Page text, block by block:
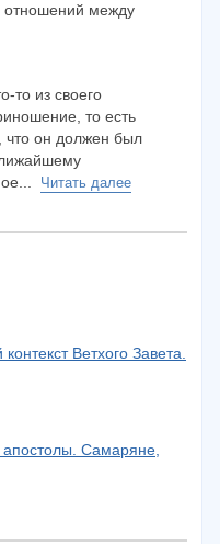
отношений между
то из своего
то есть
что он должен был
Читать далее
Ветхого Завета.
Самаряне,